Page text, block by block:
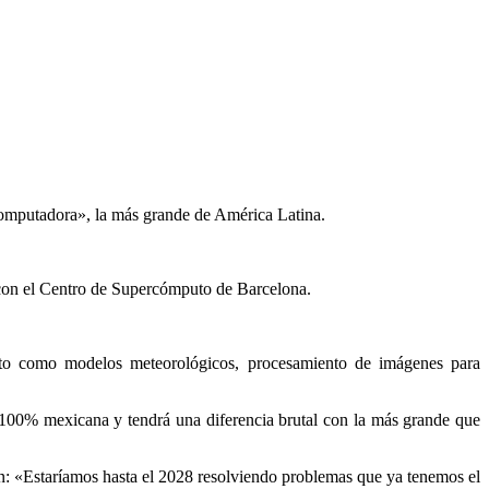
la más grande de América Latina.
el Centro de Supercómputo de Barcelona.
modelos meteorológicos, procesamiento de imágenes para
mexicana y tendrá una diferencia brutal con la más grande que
hasta el 2028 resolviendo problemas que ya tenemos el